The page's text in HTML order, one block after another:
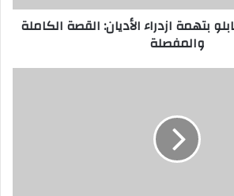
بتهمة ازدراء الأديان: القصة الكاملة
والمفصلة